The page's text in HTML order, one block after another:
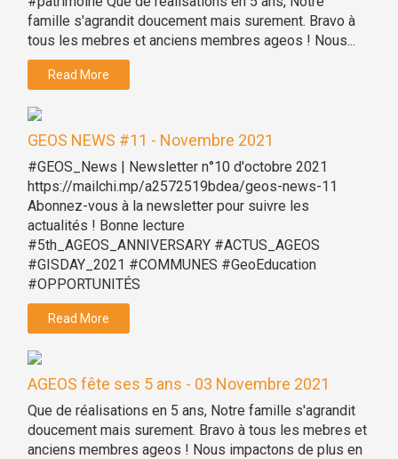
famille s'agrandit doucement mais surement. Bravo à
tous les mebres et anciens membres ageos ! Nous...
Read More
GEOS NEWS #11 - Novembre 2021
#GEOS_News | Newsletter n°10 d'octobre 2021
https://mailchi.mp/a2572519bdea/geos-news-11
Abonnez-vous à la newsletter pour suivre les
actualités ! Bonne lecture
#5th_AGEOS_ANNIVERSARY #ACTUS_AGEOS
#GISDAY_2021 #COMMUNES #GeoEducation
#OPPORTUNITÉS
Read More
AGEOS fête ses 5 ans - 03 Novembre 2021
Que de réalisations en 5 ans, Notre famille s'agrandit
doucement mais surement. Bravo à tous les mebres et
anciens membres ageos ! Nous impactons de plus en